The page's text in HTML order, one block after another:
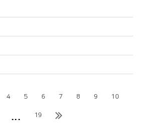
4 5 6 7 8 9 10
... 19